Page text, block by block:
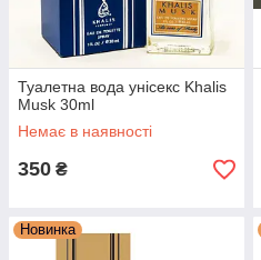
Туалетна вода унісекс Khalis
Musk 30ml
Немає в наявності
350 ₴
Новинка